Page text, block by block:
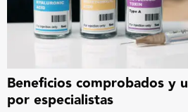
Beneficios comprobados y
por especialistas